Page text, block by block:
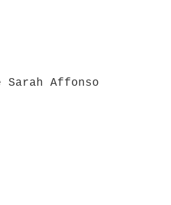
Sarah Affonso